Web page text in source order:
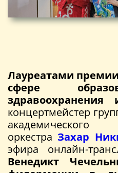
Лауреатами
сфере
здравоохранения
концертмейстер
академического
оркестра Захар
эфира онлайн-
Венедикт